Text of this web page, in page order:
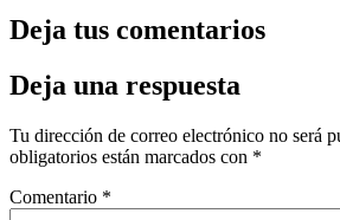
Deja tus comentarios
Deja una respuesta
Tu dirección de correo electrónico no será
obligatorios están marcados con *
Comentario *